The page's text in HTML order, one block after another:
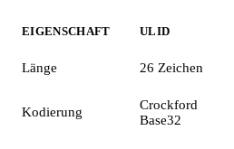
EIGENSCHAFT ULID
Länge 26 Zeichen
Kodierung
Crockford
Base32